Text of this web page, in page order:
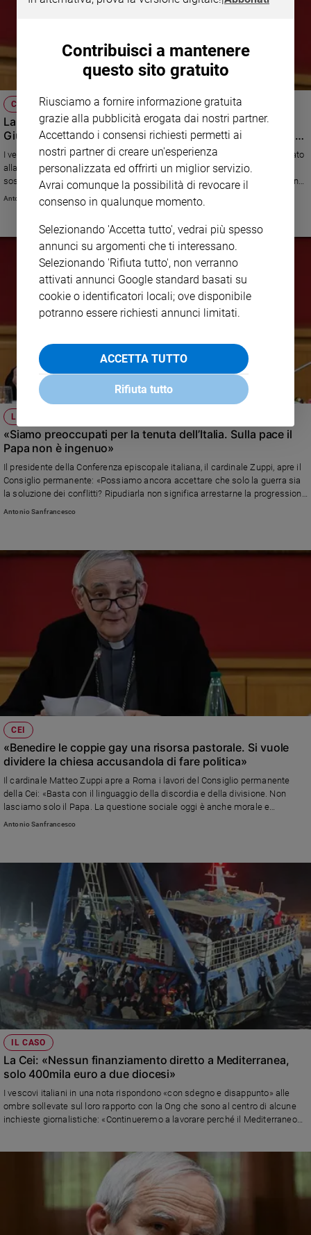
CHIESA
La Cei: «Un progetto di microcredito sociale per il
Giubileo. Padrini e madrine non siano lo "sponsor" di un
giorno»
I vescovi italiani, al termine del Consiglio permanente, hanno dato mandato
alla Caritas di studiare l'istituzione di «un fondo che permetterà di
sostenere quanti hanno difficoltà ad accedere al credito ordinario». Sul fine
vita chiedono di incrementare le cure palliative: «Preoccupati da una certa
deriva eutanasica e alla fuga in avanti di alcune Regioni desiderose di
dell’obiezione di coscienza per educare alla pace
Antonio Sanfrancesco
LA CEI
«Siamo preoccupati per la tenuta dell’Italia. Sulla pace il
Papa non è ingenuo»
Il presidente della Conferenza episcopale italiana, il cardinale Zuppi, apre il
Consiglio permanente: «Possiamo ancora accettare che solo la guerra sia
la soluzione dei conflitti? Ripudiarla non significa arrestarne la progressione
o dobbiamo aspettare l’irreparabile per capire e scegliere?». Sul sistema
speranza»
Antonio Sanfrancesco
CEI
«Benedire le coppie gay una risorsa pastorale. Si vuole
dividere la chiesa accusandola di fare politica»
Il cardinale Matteo Zuppi apre a Roma i lavori del Consiglio permanente
della Cei: «Basta con il linguaggio della discordia e della divisione. Non
lasciamo solo il Papa. La questione sociale oggi è anche morale e
spirituale perché aumentano le differenze tra chi è povero e chi è ricco.
Antonio Sanfrancesco
IL CASO
La Cei: «Nessun finanziamento diretto a Mediterranea,
solo 400mila euro a due diocesi»
I vescovi italiani in una nota rispondono «con sdegno e disappunto» alle
ombre sollevate sul loro rapporto con la Ong che sono al centro di alcune
inchieste giornalistiche: «Continueremo a lavorare perché il Mediterraneo
Contribuisci a mantenere
questo sito gratuito
Riusciamo a fornire informazione gratuita
grazie alla pubblicità erogata dai nostri partner.
Accettando i consensi richiesti permetti ai
nostri partner di creare un'esperienza
personalizzata ed offrirti un miglior servizio.
Avrai comunque la possibilità di revocare il
consenso in qualunque momento.
Selezionando 'Accetta tutto', vedrai più spesso
annunci su argomenti che ti interessano.
Selezionando 'Rifiuta tutto', non verranno
attivati annunci Google standard basati su
cookie o identificatori locali; ove disponibile
potranno essere richiesti annunci limitati.
ACCETTA TUTTO
Rifiuta tutto